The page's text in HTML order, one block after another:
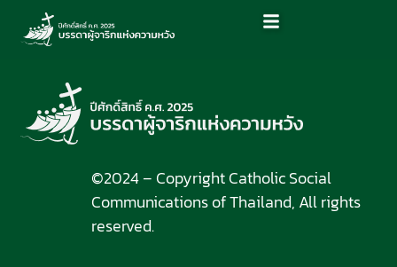
©2024 – Copyright Catholic Social
Communications of Thailand, All rights
reserved.